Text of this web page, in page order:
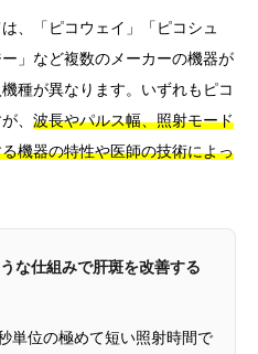
、「ピコウェイ」「ピコシュ
」など複数のメーカーの機器が
種が異なります。いずれもピコ
、 波長やパルス幅、照射モード
機器の特性や医師の技術によっ
な仕組みで肝斑を改善する
単位の極めて短い照射時間で